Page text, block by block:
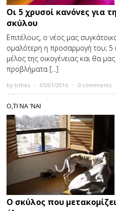
Οι 5 χρυσοί κανόνες για
σκύλου
Επιτέλους, ο νέος μας
ομαλότερη η προσαρμογή του;
μέλος της οικογένειας και θα
προβλήματα […]
bytrihes 05/01/2016 0 comments
Ο,ΤΙ ΝΑ 'ΝΑΙ
Ο σκύλος που